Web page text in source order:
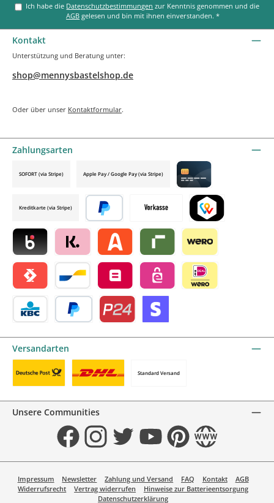
Ich habe die Datenschutzbestimmungen
AGB gelesen und bin mit ihnen einverstanden.*
Kontakt
Unterstützung und Beratung unter:
shop@mennysbastelshop.de
Oder über unser Kontaktformular.
Zahlungsarten
Vorkasse TWINT by mollie
Blik by mollieKlarna by mollieAlma by mollieRiverty by mollie
Wero
Satispay by mollieBancontact by mollie
Belfius by mollieeps by mollie
SOFORT (via Stripe) Apple Pay / Google Pay (via Stripe)
Credit card by mollie
Kreditkarte (via Stripe)
Später bezahlen
Versandarten
Standard Versand
Unsere Communities
FacebookInstagramTwitter YouTubePinterestWebsite
Impressum Newsletter Zahlung und Versand FAQ Kontakt
AGB
Widerrufsrecht
Vertrag widerrufen
Hinweise zur Batterieentsorgung
Datenschutzerklärung